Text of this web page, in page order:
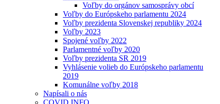
Voľby do orgánov samosprávy obcí
Voľby do Európskeho parlamentu 2024
Voľby prezidenta Slovenskej republiky 2024
Voľby 2023
Spojené voľby 2022
Parlamentné voľby 2020
Voľby prezidenta SR 2019
Vyhlásenie volieb do Európskeho parlamentu
2019
Komunálne voľby 2018
Napísali o nás
COVID INFO